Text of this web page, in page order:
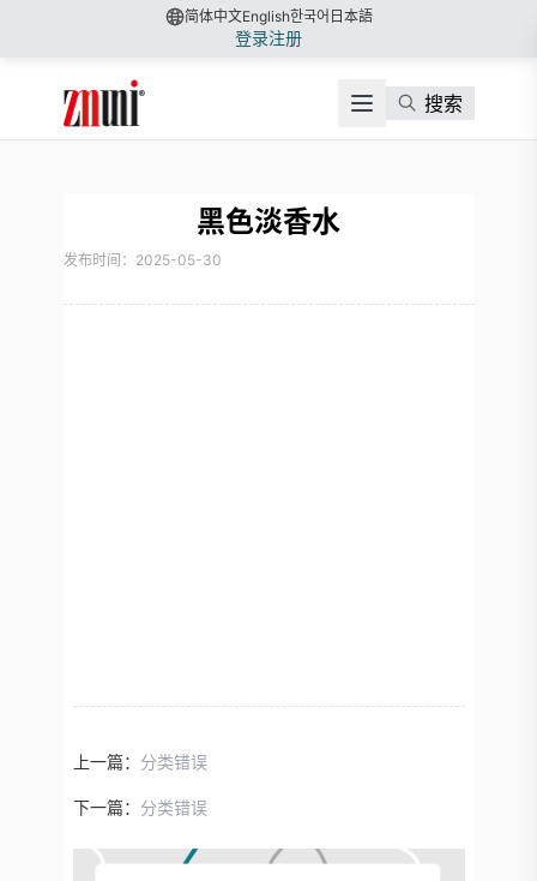
简体中文English한국어 日本語
登录注册
搜索
黑色淡香水
发布时间：2025-05-30
上一篇： 分类错误
下一篇： 分类错误